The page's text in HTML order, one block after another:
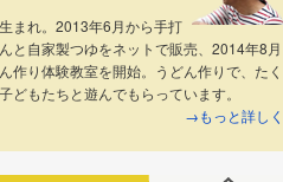
まれ。2013年6月から手打
と自家製つゆをネットで販売、2014年8月
作り体験教室を開始。うどん作りで、たく
どもたちと遊んでもらっています。
→もっと詳しく